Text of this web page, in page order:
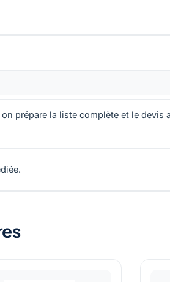
prépare la liste complète et le devis